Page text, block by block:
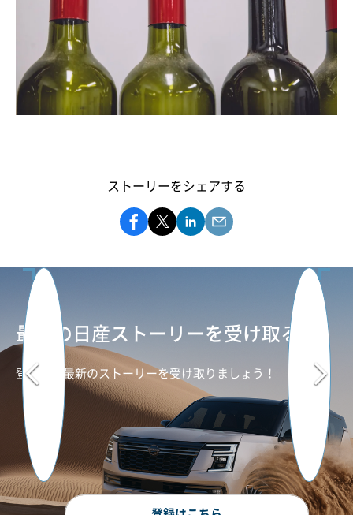
ストーリーをシェアする
最新の日産ストーリーを受け取る
登録して最新のストーリーを受け取りましょう！